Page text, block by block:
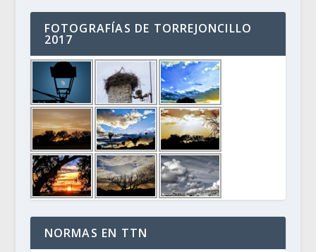
FOTOGRAFÍAS DE TORREJONCILLO
2017
NORMAS EN TTN